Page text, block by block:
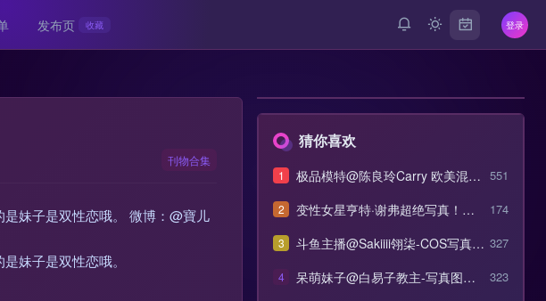
发布页 收藏 登录
刊物合集
妹子是双性恋哦。 微博：@寶儿
妹子是双性恋哦。
猜你喜欢
1
极品模特@陈良玲Carry 欧美混血 551
2
变性女星亨特·谢弗超绝写真！黑
174
3
斗鱼主播@Sakiiii翎柒-COS写真作 327
4
呆萌妹子@白易子教主-写真图包
323